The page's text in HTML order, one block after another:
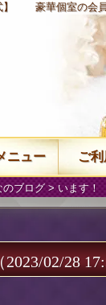
豪華個室の会
のブログ> います！
2023/02/28
ニュー ご